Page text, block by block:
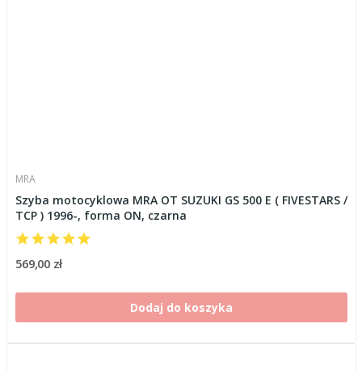
MRA
Szyba motocyklowa MRA OT SUZUKI GS 500 E ( FIVESTARS /
TCP ) 1996-, forma ON, czarna
569,00 zł
Dodaj do koszyka